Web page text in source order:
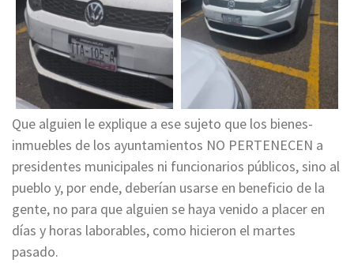
Que alguien le explique a ese sujeto que los bienes-
inmuebles de los ayuntamientos NO PERTENECEN a
presidentes municipales ni funcionarios públicos, sino al
pueblo y, por ende, deberían usarse en beneficio de la
gente, no para que alguien se haya venido a placer en
días y horas laborables, como hicieron el martes
pasado.